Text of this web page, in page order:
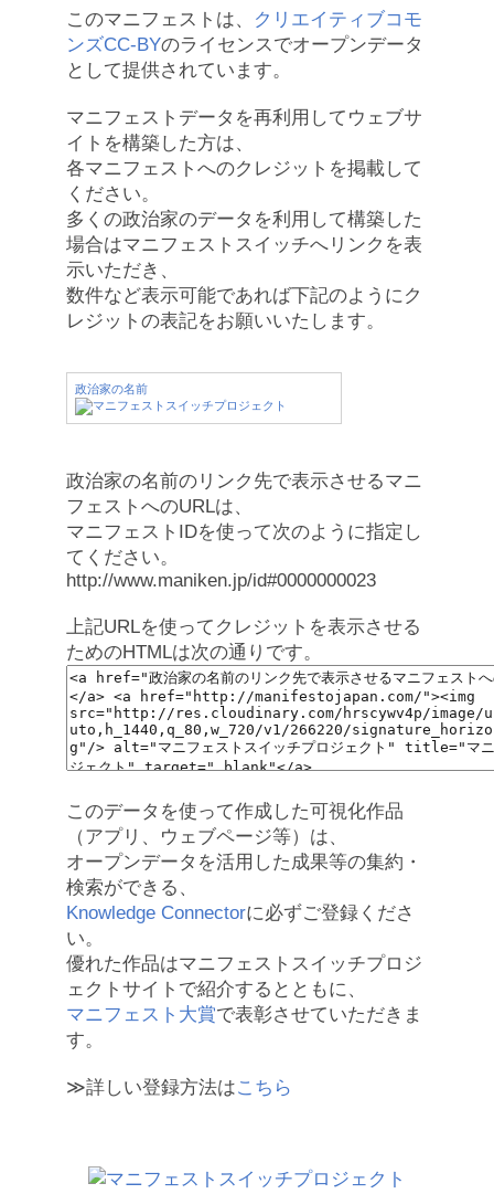
このマニフェストは、
クリエイティブコモ
ンズCC-BYのライセンスでオープンデータ
として提供されています。
マニフェストデータを再利用してウェブサ
イトを構築した方は、
各マニフェストへのクレジットを掲載して
ください。
多くの政治家のデータを利用して構築した
場合はマニフェストスイッチへリンクを表
示いただき、
数件など表示可能であれば下記のようにク
レジットの表記をお願いいたします。
政治家の名前
政治家の名前のリンク先で表示させるマニ
フェストへのURLは、
マニフェストIDを使って次のように指定し
てください。
http://www.maniken.jp/id#0000000023
上記URLを使ってクレジットを表示させる
ためのHTMLは次の通りです。
このデータを使って作成した可視化作品
（アプリ、ウェブページ等）は、
オープンデータを活用した成果等の集約・
検索ができる、
Knowledge Connectorに必ずご登録くださ
い。
優れた作品はマニフェストスイッチプロジ
ェクトサイトで紹介するとともに、
マニフェスト大賞で表彰させていただきま
す。
≫詳しい登録方法はこちら